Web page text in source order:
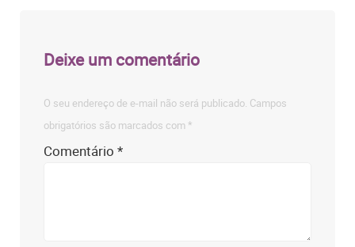
Deixe um comentário
O seu endereço de e-mail não será publicado. Campos
obrigatórios são marcados com *
Comentário*